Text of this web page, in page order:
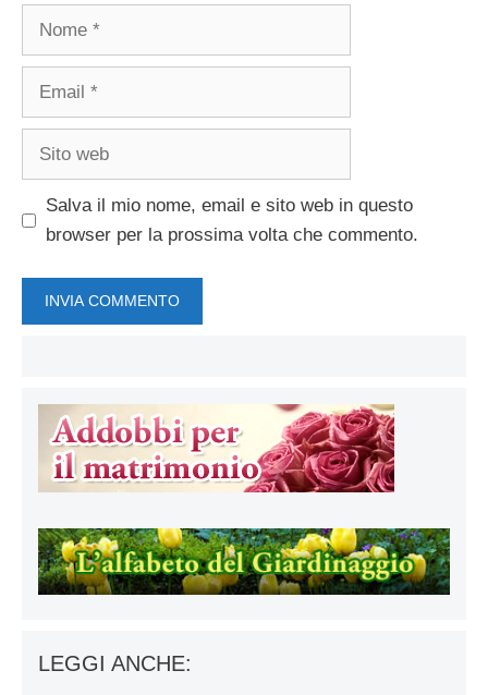
Nome
Email
Sito
Salva il mio nome, email e sito web in questo
browser per la prossima volta che commento.
LEGGI ANCHE: